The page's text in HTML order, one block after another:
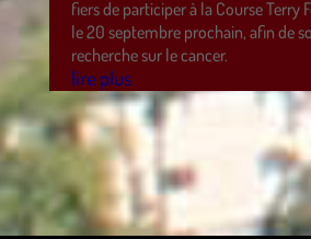
fiers de participer à la Course Terry
le 20 septembre prochain, afin de
recherche sur le cancer.
lire plus